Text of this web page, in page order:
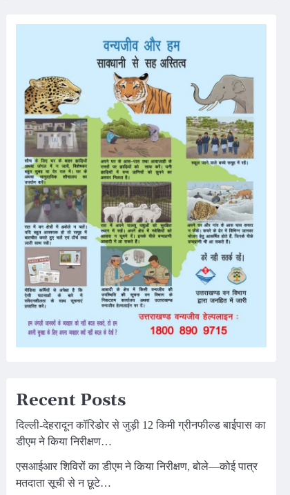
Recent Posts
दिल्ली-देहरादून कॉरिडोर से जुड़ी 12 किमी ग्रीनफील्ड बाईपास का
डीएम ने किया निरीक्षण…
एसआईआर शिविरों का डीएम ने किया निरीक्षण, बोले—कोई पात्र
मतदाता सूची से न छूटे…